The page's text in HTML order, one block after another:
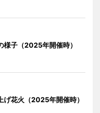
様子（2025年開催時）
げ花火（2025年開催時）